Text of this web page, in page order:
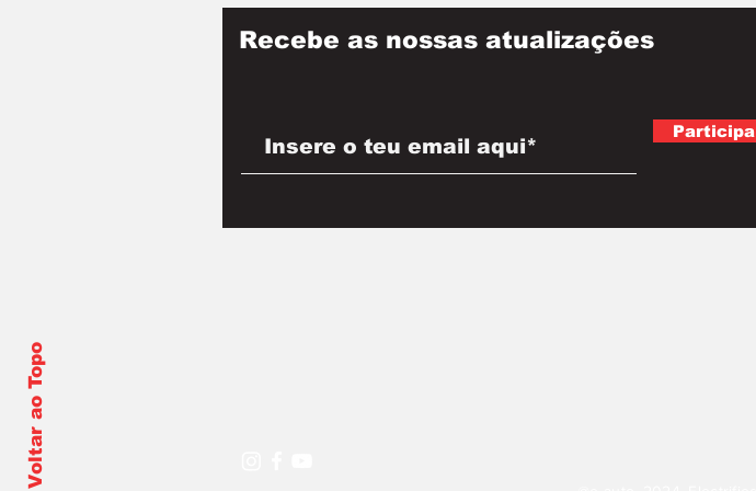
Voltar ao Topo
Recebe as nossas atualizações
Participa